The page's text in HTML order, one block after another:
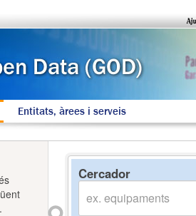
Entitats, àrees i serveis
Cercador